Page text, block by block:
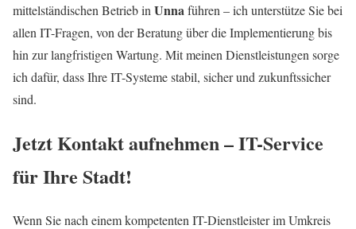
mittelständischen Betrieb in Unnaführen – ich unterstütze Sie bei
allen IT-Fragen, von der Beratung über die Implementierung bis
hin zur langfristigen Wartung. Mit meinen Dienstleistungen sorge
ich dafür, dass Ihre IT-Systeme stabil, sicher und zukunftssicher
sind.
Jetzt Kontakt aufnehmen – IT-Service
für Ihre Stadt!
Wenn Sie nach einem kompetenten IT-Dienstleister im Umkreis